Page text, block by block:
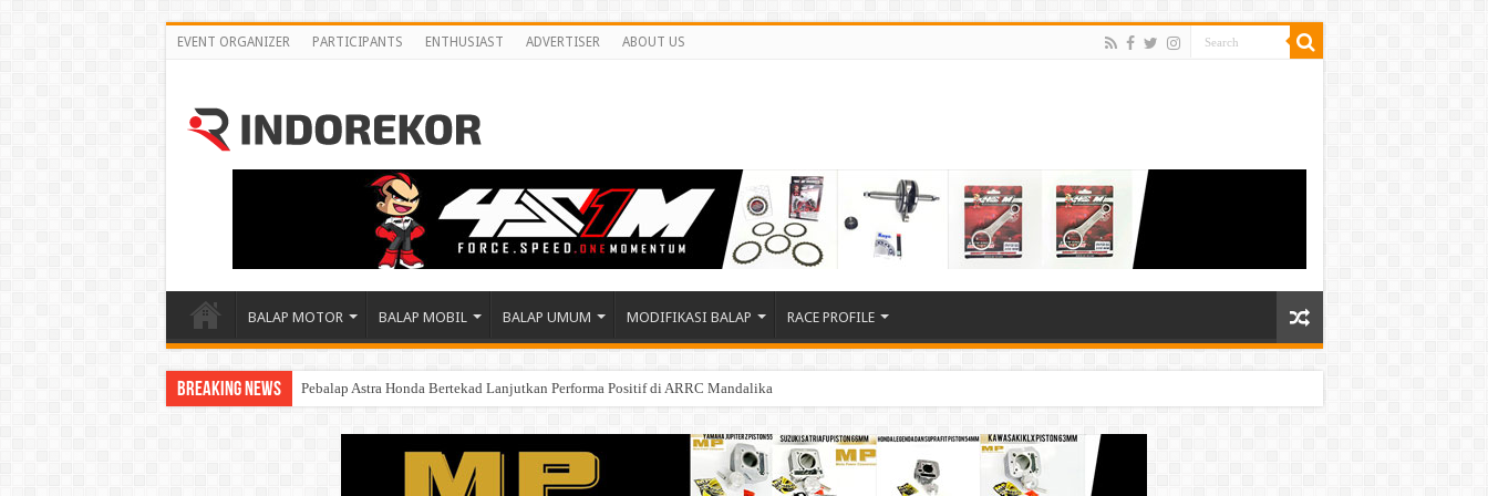
EVENT ORGANIZER PARTICIPANTS ENTHUSIAST ADVERTISER ABOUT US
BALAP MOTOR BALAP MOBIL BALAP UMUM MODIFIKASI BALAP RACE PROFILE
Breaking News Pebalap Astra Honda Bertekad Lanjutkan Performa Positif di ARRC Mandalika